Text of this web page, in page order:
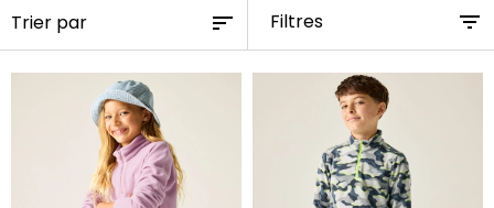
Filtres